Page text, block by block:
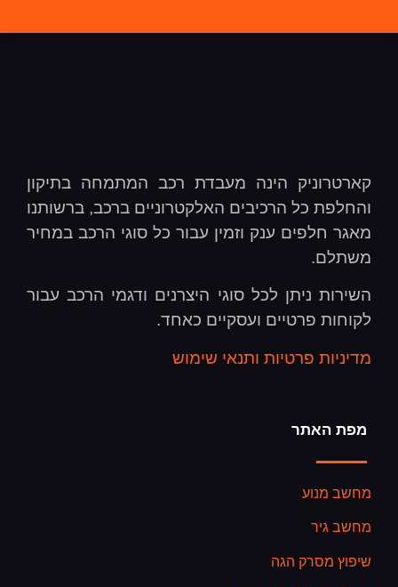
קארטרוניק הינה מעבדת רכב המתמחה בתיקון
והחלפת כל הרכיבים האלקטרוניים ברכב, ברשותנו
מאגר חלפים ענק וזמין עבור כל סוגי הרכב במחיר
משתלם.
השירות ניתן לכל סוגי היצרנים ודגמי הרכב עבור
לקוחות פרטיים ועסקיים כאחד.
מדיניות פרטיות ותנאי שימוש
מפת האתר
מחשב מנוע
מחשב גיר
שיפוץ מסרק הגה